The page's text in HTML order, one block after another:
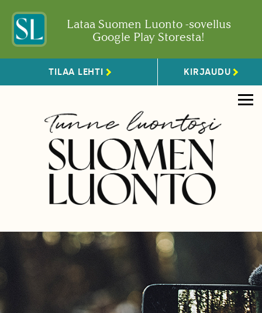
Lataa Suomen Luonto -sovellus
Google Play Storesta!
TILAA LEHTI KIRJAUDU